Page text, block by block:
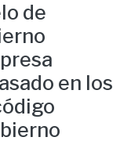
de
en los